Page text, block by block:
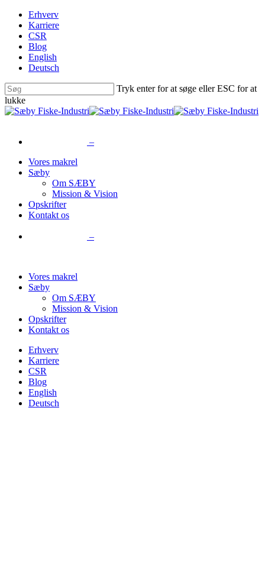
Skip
main
content
Erhverv
Karriere
CSR
Blog
English
Deutsch
Tryk enter for at søge eller ESC for at
lukke
Close
–
Menu
Vores makrel
Sæby
Om SÆBY
Mission & Vision
Opskrifter
Kontakt os
–
Vores makrel
Sæby
Om SÆBY
Mission & Vision
Opskrifter
Kontakt os
Erhverv
Karriere
CSR
Blog
English
Deutsch